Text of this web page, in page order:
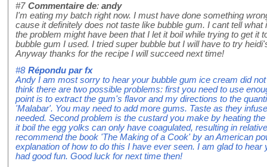
#7 Commentaire de: andy
I'm eating my batch right now. I must have done something
cause it definitely does not taste like bubble gum. I cant tell
the problem might have been that I let it boil while trying to get it
bubble gum I used. I tried super bubble but I will have to try
Anyway thanks for the recipe I will succeed next time!
#8 Répondu parfx
Andy I am most sorry to hear your bubble gum ice cream did
think there are two possible problems: first you need to use
point is to extract the gum's flavor and my directions to the
'Malabar'. You may need to add more gums. Taste as they
needed. Second problem is the custard you make by heating
it boil the egg yolks can only have coagulated, resulting in
recommend the book 'The Making of a Cook' by an American
explanation of how to do this I have ever seen. I am glad to hear
had good fun. Good luck for next time then!